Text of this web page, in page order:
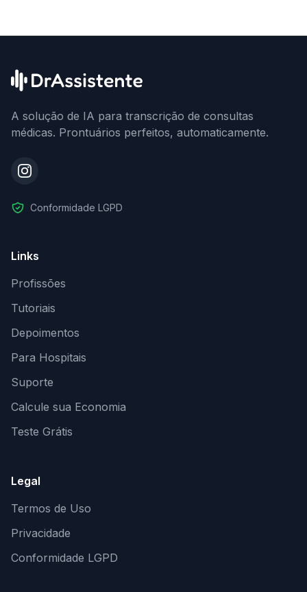
A solução de IA para transcrição de consultas
médicas. Prontuários perfeitos, automaticamente.
Conformidade LGPD
Links
Profissões
Tutoriais
Depoimentos
Para Hospitais
Suporte
Calcule sua Economia
Teste Grátis
Legal
Termos de Uso
Privacidade
Conformidade LGPD